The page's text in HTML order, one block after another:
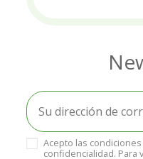
Acepto las
confidencialidad. Para